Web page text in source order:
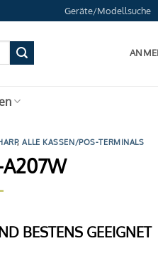
Geräte/Modellsuche
,ALLE KASSEN/POS-TERMINALS
A207W
BESTENS GEEIGNET